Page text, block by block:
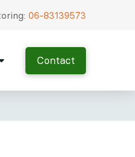
06-83139573
Contact